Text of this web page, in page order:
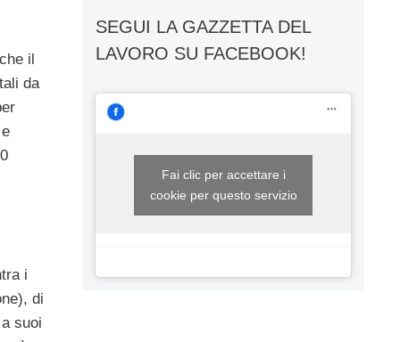
il
da
i
di
suoi
SEGUI LA GAZZETTA DEL
LAVORO SU FACEBOOK!
Fai clic per accettare i
cookie per questo servizio